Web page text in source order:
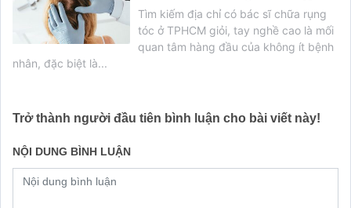
Tìm kiếm địa chỉ có bác sĩ chữa rụng
tóc ở TPHCM giỏi, tay nghề cao là mối
quan tâm hàng đầu của không ít bệnh
nhân, đặc biệt là...
Trở thành người đầu tiên bình luận cho bài viết này!
NỘI DUNG BÌNH LUẬN